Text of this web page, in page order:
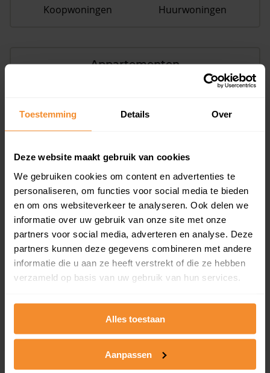
Toestemming Details Over
Deze website maakt gebruik van cookies
We gebruiken cookies om content en advertenties te
personaliseren, om functies voor social media te bieden
en om ons websiteverkeer te analyseren. Ook delen we
informatie over uw gebruik van onze site met onze
partners voor social media, adverteren en analyse. Deze
partners kunnen deze gegevens combineren met andere
informatie die u aan ze heeft verstrekt of die ze hebben
verzameld op basis van uw gebruik van hun services.
Alles toestaan
Aanpassen
Koopwoningen
Huurwoningen
Appartementen
aandeel van totale woningen
Bouwjaar
T/m 1945
11%